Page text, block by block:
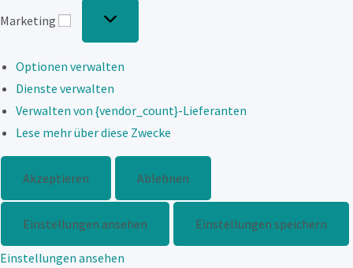
Marketing
Optionen verwalten
Dienste verwalten
Verwalten von {vendor_count}-Lieferanten
Lese mehr über diese Zwecke
Akzeptieren Ablehnen
Einstellungen ansehen Einstellungen speichern
Einstellungen ansehen